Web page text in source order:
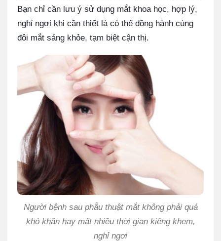
Bạn chỉ cần lưu ý sử dụng mắt khoa học, hợp lý,
nghỉ ngơi khi cần thiết là có thể đồng hành cùng
đôi mắt sáng khỏe, tạm biệt cận thị.
Người bệnh sau phẫu thuật mắt không phải quá
khó khăn hay mất nhiều thời gian kiêng khem,
nghỉ ngơi